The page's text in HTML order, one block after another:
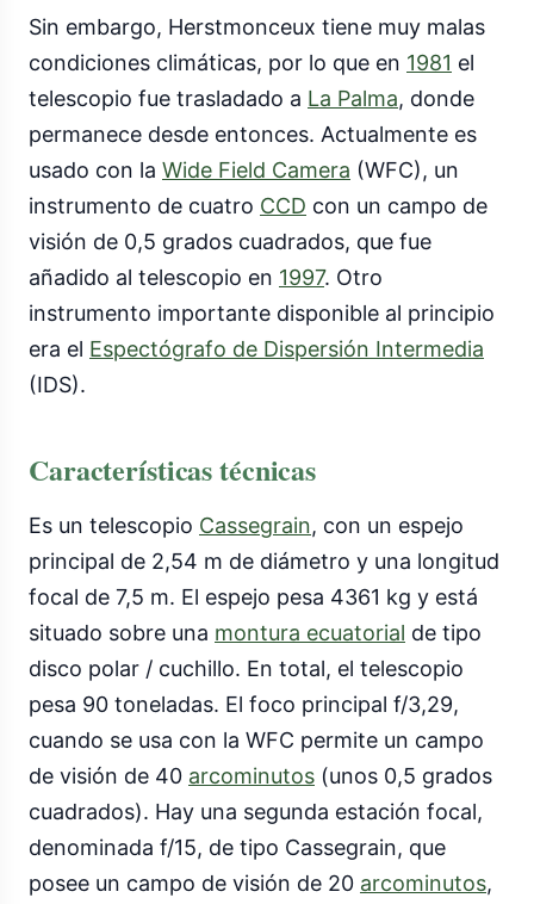
Sin embargo, Herstmonceux tiene muy malas
condiciones climáticas, por lo que en 1981 el
telescopio fue trasladado a La Palma, donde
permanece desde entonces. Actualmente es
usado con la Wide Field Camera (WFC), un
instrumento de cuatro CCD con un campo de
visión de 0,5 grados cuadrados, que fue
añadido al telescopio en 1997. Otro
instrumento importante disponible al principio
era el Espectógrafo de Dispersión Intermedia
(IDS).
Características técnicas
Es un telescopio Cassegrain, con un espejo
principal de 2,54 m de diámetro y una longitud
focal de 7,5 m. El espejo pesa 4361 kg y está
situado sobre una montura ecuatorial de tipo
disco polar / cuchillo. En total, el telescopio
pesa 90 toneladas. El foco principal f/3,29,
cuando se usa con la WFC permite un campo
de visión de 40 arcominutos (unos 0,5 grados
cuadrados). Hay una segunda estación focal,
denominada f/15, de tipo Cassegrain, que
posee un campo de visión de 20 arcominutos,